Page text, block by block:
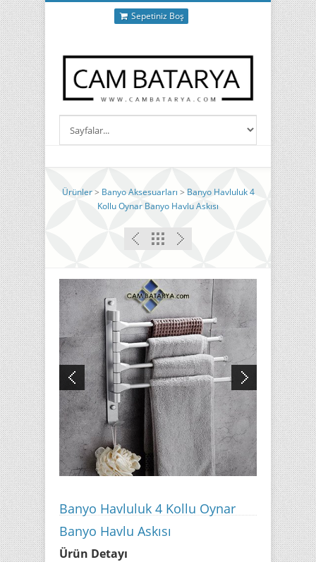
Sepetiniz Boş
Ürünler> Banyo Aksesuarları > Banyo Havluluk 4
Kollu Oynar Banyo Havlu Askısı
Banyo Havluluk 4 Kollu Oynar
Banyo Havlu Askısı
Ürün Detayı